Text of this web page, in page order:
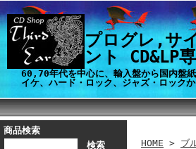
プログレ,サ
ント CD&LP
60,70年代を中心に、輸入盤から国内盤
イケ、ハード・ロック、ジャズ・ロック
商品検索
HOME > ブ